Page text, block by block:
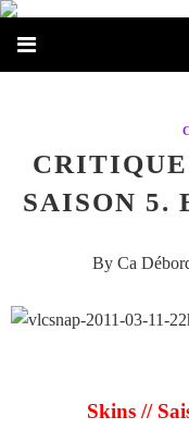
SAISON 5.
By Ca
Skins //